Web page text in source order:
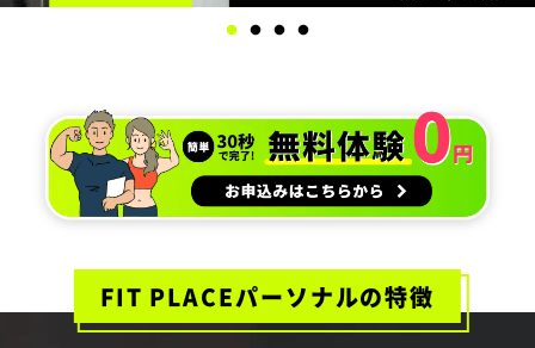
FIT PLACEパーソナルの特徴